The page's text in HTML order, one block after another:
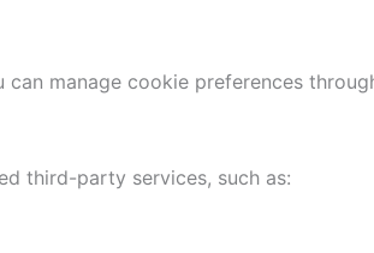
manage cookie preferences
third-party services, such as: